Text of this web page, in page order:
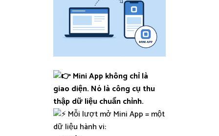
Mini App không chỉ là
giao diện. Nó là công cụ thu
thập dữ liệu chuẩn chỉnh.
Mỗi lượt mở Mini App = một
dữ liệu hành vi: